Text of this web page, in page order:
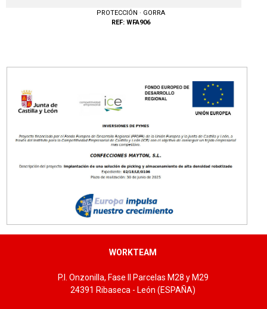
PROTECCIÓN · GORRA
REF: WFA906
WORKTEAM
P.I. Onzonilla, Fase II Parcelas M28 y M29
24391 Ribaseca - León (ESPAÑA)